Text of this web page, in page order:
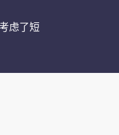
虑了短